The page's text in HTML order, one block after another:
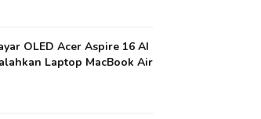
OLED Acer Aspire 16 AI
Laptop MacBook Air